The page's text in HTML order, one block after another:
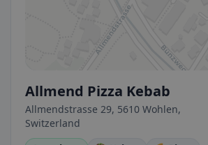
Allmend Pizza Kebab
Allmendstrasse 29, 5610 Wohlen,
Switzerland